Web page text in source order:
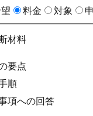
料金 対象
材料
要点
順
項への回答